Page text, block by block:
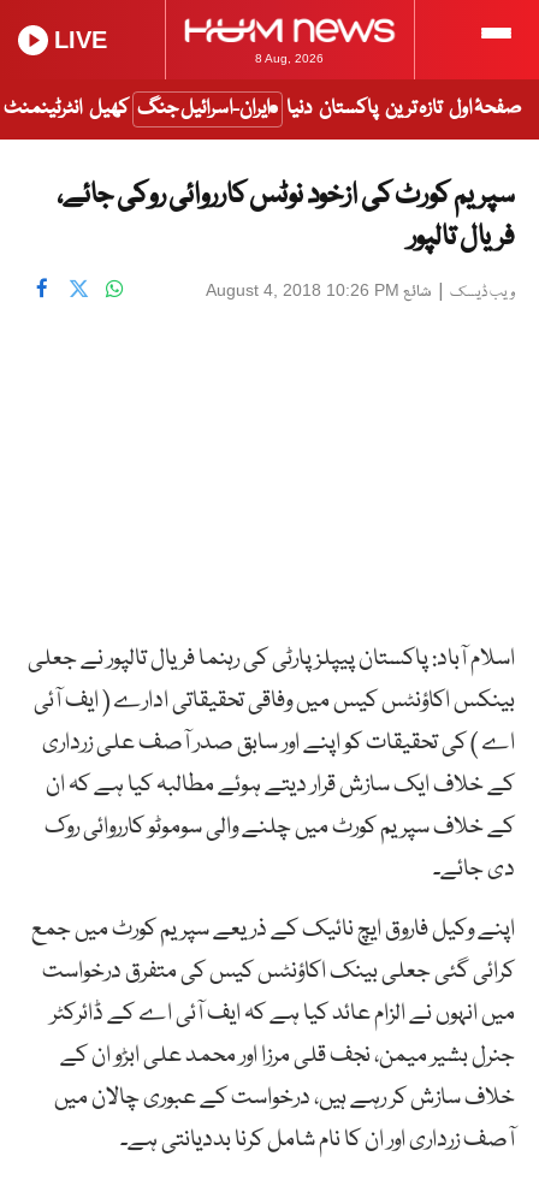
8 Aug, 2026
LIVE
صفحۂ اول تازہ ترین پاکستان دنیا ایران-اسرائیل جنگ کھیل انٹرٹینمنٹ
سپریم کورٹ کی ازخود نوٹس کارروائی روکی جائے،
فریال تالپور
ویب ڈیسک | شائع August 4, 2018 10:26 PM
اسلام آباد: پاکستان پیپلزپارٹی کی رہنما فریال تالپور نے جعلی
بینکس اکاؤنٹس کیس میں وفاقی تحقیقاتی ادارے ( ایف آئی
اے ) کی تحقیقات کو اپنے اور سابق صدر آصف علی زرداری
کے خلاف ایک سازش قرار دیتے ہوئے مطالبہ کیا ہے کہ ان
کے خلاف سپریم کورٹ میں چلنے والی سوموٹو کارروائی روک
دی جائے۔
اپنے وکیل فاروق ایچ نائیک کے ذریعے سپریم کورٹ میں جمع
کرائی گئی جعلی بینک اکاؤنٹس کیس کی متفرق درخواست
میں انہوں نے الزام عائد کیا ہے کہ ایف آئی اے کے ڈائرکٹر
جنرل بشیر میمن، نجف قلی مرزا اور محمد علی ابڑو ان کے
خلاف سازش کر رہے ہیں، درخواست کے عبوری چالان میں
آصف زرداری اور ان کا نام شامل کرنا بددیانتی ہے۔